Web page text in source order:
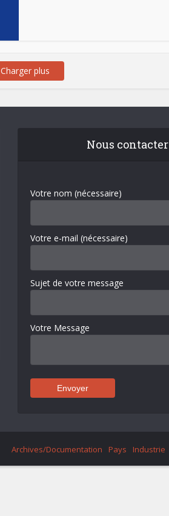
Charger plus
Nous contacter
Votre nom (nécessaire)
Votre e-mail (nécessaire)
Sujet de votre message
Votre Message
Archives/Documentation Pays Industrie